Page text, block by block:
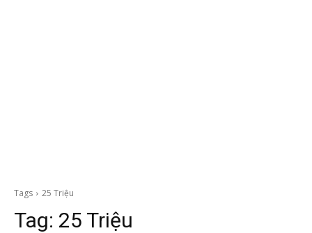
Tags 25 Triệu
Tag: 25 Triệu